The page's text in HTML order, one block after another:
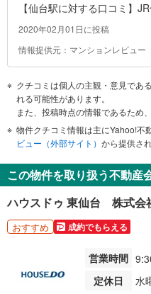
【仙台駅に対する口コミ】
街にも直結しており、様々な
や表示があるため、乗り換え
たどり着けます。
2020年02月01日に投稿
情報提供元：マンションレビュー
クチコミは個人の主観・意見であ
れる可能性があります。
また、投稿時点の情報であるため
物件クチコミ情報は主にYahoo!不
ビュー（外部サイト） から提供さ
この物件を取り扱う不動産
ハウスドゥ 東仙台 株式会
おすすめ 成約でもらえる
営業時間
定休日
水